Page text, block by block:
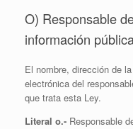
O) Responsable
información
El nombre, dirección de
electrónica del
que trata esta Ley.
Literal o.- Responsable